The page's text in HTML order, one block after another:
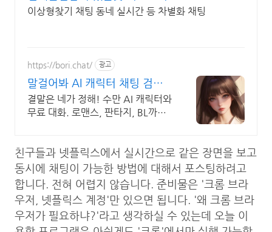
이상형찾기 채팅 동네 실시간 등 차별화 채팅
https://bori.chat/ 광고
말걸어봐 AI 캐릭터 채팅 검열
없는 자유대화
결말은 네가 정해! 수만 AI 캐릭터와
무료 대화. 로맨스, 판타지, BL까지.
친구들과 넷플릭스에서 실시간으로 같은 장면을 보고
동시에 채팅이 가능한 방법에 대해서 포스팅하려고
합니다. 전혀 어렵지 않습니다. 준비물은 '크롬 브라
우저, 넷플릭스 계정'만 있으면 됩니다. '왜 크롬 브라
우저가 필요하냐?'라고 생각하실 수 있는데 오늘 이